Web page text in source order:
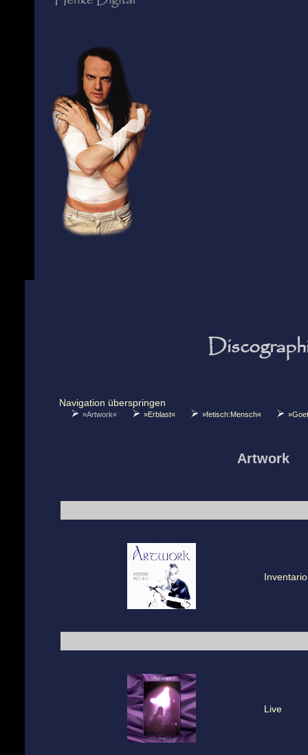
Navigation überspringen
»Artwork« »Erblast« »fetisch:Mensch«
Artwork
Inventario
Live